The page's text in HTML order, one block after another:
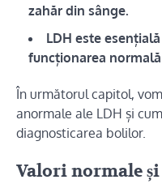
zahăr din sânge.
LDH este
funcționarea
În următorul capitol,
anormale ale LDH și
diagnosticarea bolilor.
Valori normale